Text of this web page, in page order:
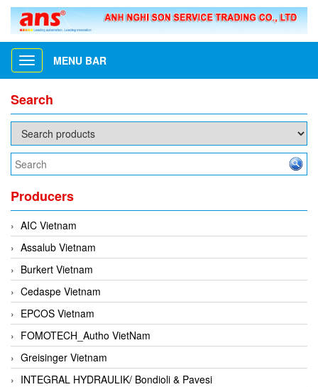
Toggle
navigation
MENU BAR
Search
Producers
AIC Vietnam
Assalub Vietnam
Burkert Vietnam
Cedaspe Vietnam
EPCOS Vietnam
FOMOTECH_Autho VietNam
Greisinger Vietnam
INTEGRAL HYDRAULIK/ Bondioli & Pavesi